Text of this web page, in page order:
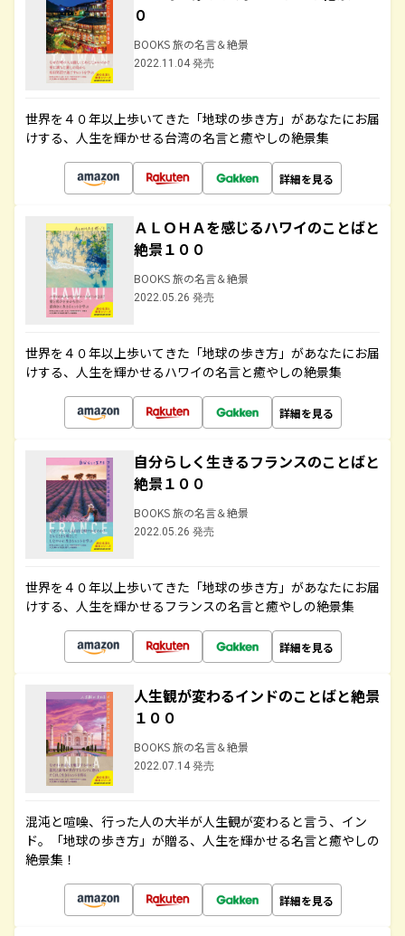
０
BOOKS 旅の名言＆絶景
2022.11.04 発売
世界を４０年以上歩いてきた「地球の歩き方」があなたにお届
けする、人生を輝かせる台湾の名言と癒やしの絶景集
詳細を見る
ＡＬＯＨＡを感じるハワイのことばと
絶景１００
BOOKS 旅の名言＆絶景
2022.05.26 発売
世界を４０年以上歩いてきた「地球の歩き方」があなたにお届
けする、人生を輝かせるハワイの名言と癒やしの絶景集
詳細を見る
自分らしく生きるフランスのことばと
絶景１００
BOOKS 旅の名言＆絶景
2022.05.26 発売
世界を４０年以上歩いてきた「地球の歩き方」があなたにお届
けする、人生を輝かせるフランスの名言と癒やしの絶景集
詳細を見る
人生観が変わるインドのことばと絶景
１００
BOOKS 旅の名言＆絶景
2022.07.14 発売
混沌と喧噪、行った人の大半が人生観が変わると言う、イン
ド。「地球の歩き方」が贈る、人生を輝かせる名言と癒やしの
絶景集！
詳細を見る